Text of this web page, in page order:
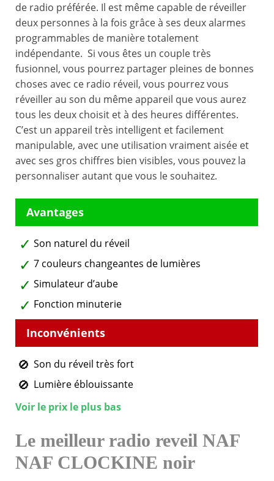
de radio préférée. Il est même capable de réveiller
deux personnes à la fois grâce à ses deux alarmes
programmables de manière totalement
indépendante. Si vous êtes un couple très
fusionnel, vous pourrez partager pleines de bonnes
choses avec ce radio réveil, vous pourrez vous
réveiller au son du même appareil que vous aurez
tous les deux choisit et à des heures différentes.
C’est un appareil très intelligent et facilement
manipulable, avec une utilisation vraiment aisée et
avec ses gros chiffres bien visibles, vous pouvez la
personnaliser autant que vous le souhaitez.
Son naturel du réveil
7 couleurs changeantes de lumières
Simulateur d’aube
Fonction minuterie
Son du réveil très fort
Lumière éblouissante
Voir le prix le plus bas
Le meilleur radio reveil NAF
NAF CLOCKINE noir